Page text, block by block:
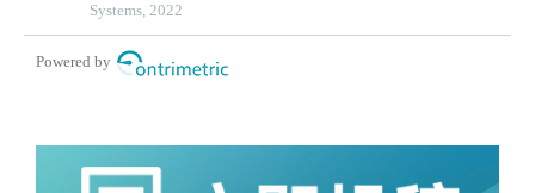
Systems, 2022
Powered by